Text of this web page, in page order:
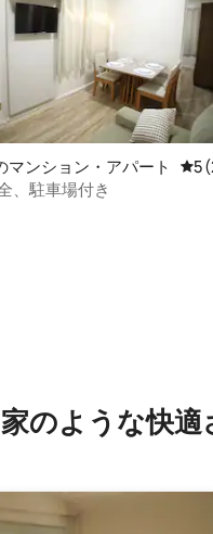
中5つ星の平均評価
マンション・アパート レ5
、駐車場付き
のような快⁠